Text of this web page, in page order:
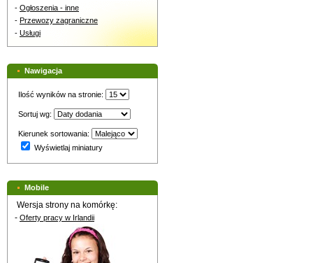
- Ogłoszenia - inne
- Przewozy zagraniczne
- Usługi
Nawigacja
Ilość wyników na stronie:
Sortuj wg:
Kierunek sortowania:
Wyświetlaj miniatury
Mobile
Wersja strony na komórkę:
- Oferty pracy w Irlandii